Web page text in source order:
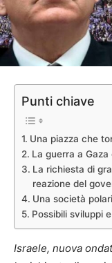
Punti chiave
Una piazza che
La guerra a
La richiesta di
reazione del
Una società
Possibili sviluppi
Israele, nuova